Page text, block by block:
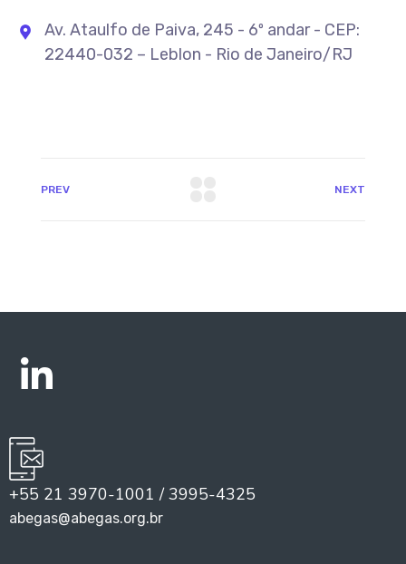
Av. Ataulfo de Paiva, 245 - 6º andar - CEP:
22440-032 – Leblon - Rio de Janeiro/RJ
PREV NEXT
+55 21 3970-1001 / 3995-4325
abegas@abegas.org.br